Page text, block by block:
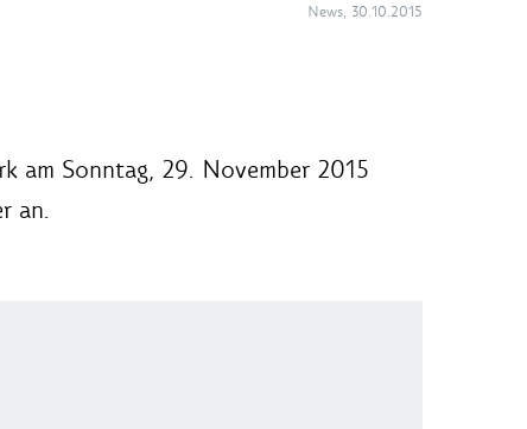
News, 30.10.2015
am Sonntag, 29. November 2015
an.